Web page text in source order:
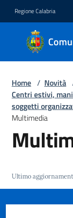
Regione Calabria
Comune
di Vibo
Valentia
Amministrazione
Novità
Menu selezionato
Valentia
Home / Novità
Centri estivi,
soggetti
Multimedia
Ultimo